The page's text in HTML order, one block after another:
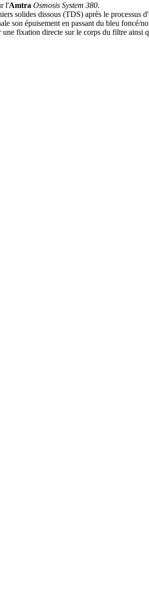
l'Amtra Osmosis System 380.
solides dissous (TDS) après le processus
son épuisement en passant du bleu foncé/
une fixation directe sur le corps du filtre ainsi